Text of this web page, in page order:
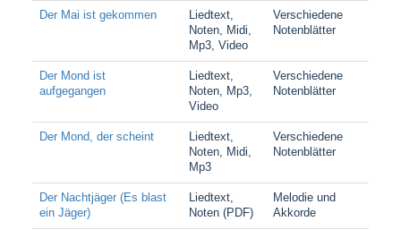
Der Mai ist gekommen
Liedtext,
Noten, Midi,
Mp3, Video
Verschiedene
Notenblätter
Der Mond ist
aufgegangen
Liedtext,
Noten, Mp3,
Video
Verschiedene
Notenblätter
Der Mond, der scheint
Liedtext,
Noten, Midi,
Mp3
Verschiedene
Notenblätter
Der Nachtjäger (Es blast
ein Jäger)
Liedtext,
Noten (PDF)
Melodie und
Akkorde